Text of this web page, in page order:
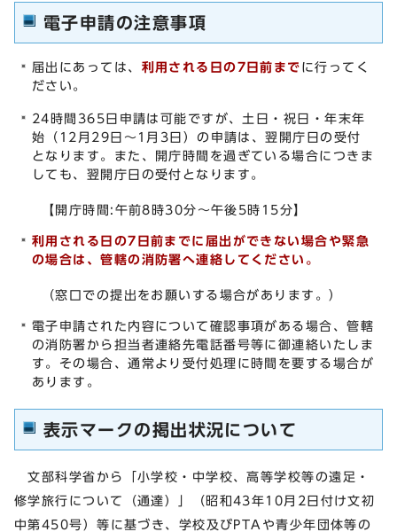
電子申請の注意事項
届出にあっては、 利用される日の7日前まで に行ってく
ださい。
24時間365日申請は可能ですが、土日・祝日・年末年
始（12月29日～1月3日）の申請は、翌開庁日の受付
となります。また、開庁時間を過ぎている場合につきま
しても、翌開庁日の受付となります。
【開庁時間:午前8時30分～午後5時15分】
利用される日の7日前までに届出ができない場合や緊急
の場合は、管轄の消防署へ連絡してください。
（窓口での提出をお願いする場合があります。）
電子申請された内容について確認事項がある場合、管轄
の消防署から担当者連絡先電話番号等に御連絡いたしま
す。その場合、通常より受付処理に時間を要する場合が
あります。
表示マークの掲出状況について
文部科学省から「小学校・中学校、高等学校等の遠足・
修学旅行について（通達）」（昭和43年10月2日付け文初
中第450号）等に基づき、学校及びPTAや青少年団体等の